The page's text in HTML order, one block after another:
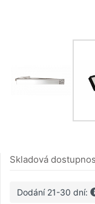
Skladová
Dodání 21-30 dní: